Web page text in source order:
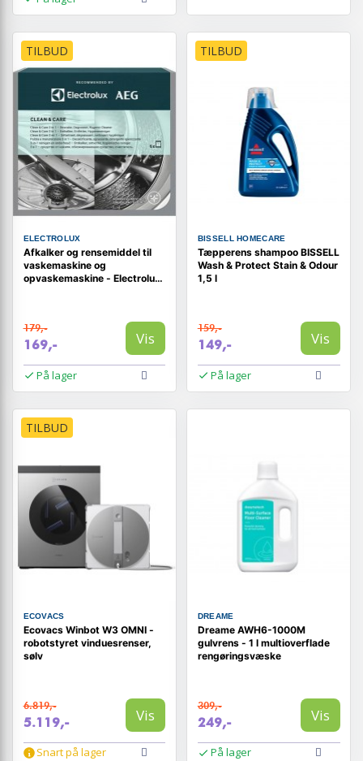
TILBUD
ELECTROLUX
Afkalker og rensemiddel til
vaskemaskine og
opvaskemaskine - Electrolux
179,-
169,- Vis
På lager
TILBUD
BISSELL HOMECARE
Tæpperens shampoo BISSELL
Wash & Protect Stain & Odour
1,5 l
159,-
149,- Vis
På lager
TILBUD
ECOVACS
Ecovacs Winbot W3 OMNI -
robotstyret vinduesrenser,
sølv
6.819,-
5.119,- Vis
Snart på lager
DREAME
Dreame AWH6-1000M
gulvrens - 1 l multioverflade
rengøringsvæske
309,-
249,- Vis
På lager